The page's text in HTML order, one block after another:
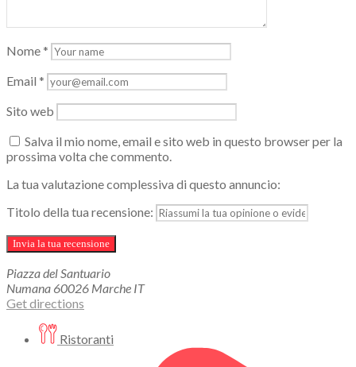
Nome*
Email *
Sito web
Salva il mio nome, email e sito web in questo browser per la
prossima volta che commento.
La tua valutazione complessiva di questo annuncio:
Titolo della tua recensione:
Piazza del Santuario
Numana 60026 Marche IT
Get directions
Ristoranti